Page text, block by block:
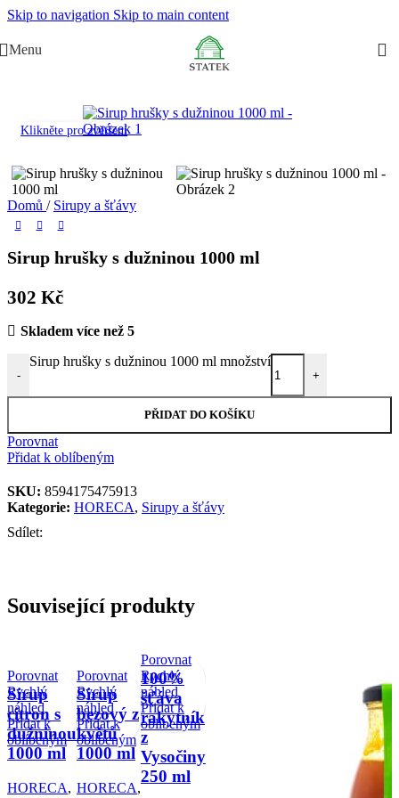
Skip to navigation Skip to main content
Menu
Klikněte pro zvětšení
Domů / Sirupy a šťávy
Sirup hrušky s dužninou 1000 ml
302 Kč
Skladem více než 5
-
Sirup hrušky s dužninou 1000 ml množství
+
PŘIDAT DO KOŠÍKU
Porovnat
Přidat k oblíbeným
SKU: 8594175475913
Kategorie: HORECA, Sirupy a šťávy
Sdílet:
Související produkty
Porovnat
Rychlý
náhled
Přidat k
oblíbeným
Sirup
citron s
dužninou
1000 ml
HORECA,
Porovnat
Rychlý
náhled
Přidat k
oblíbeným
Sirup
bezový z
květů
1000 ml
HORECA,
Porovnat
Rychlý
náhled
Přidat k
oblíbeným
100%
šťáva
rakytník
z
Vysočiny
250 ml